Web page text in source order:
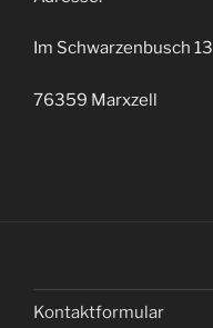
Im Schwarzenbusch 13
76359 Marxzell
Kontaktformular